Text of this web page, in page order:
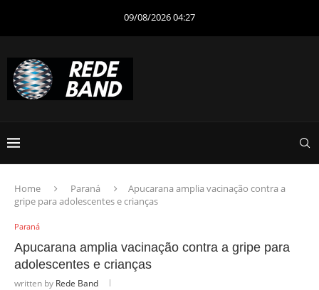
09/08/2026 04:27
Home Paraná
Apucarana amplia vacinação contra a
gripe para adolescentes e crianças
Paraná
Apucarana amplia vacinação contra a gripe para
adolescentes e crianças
written by Rede Band